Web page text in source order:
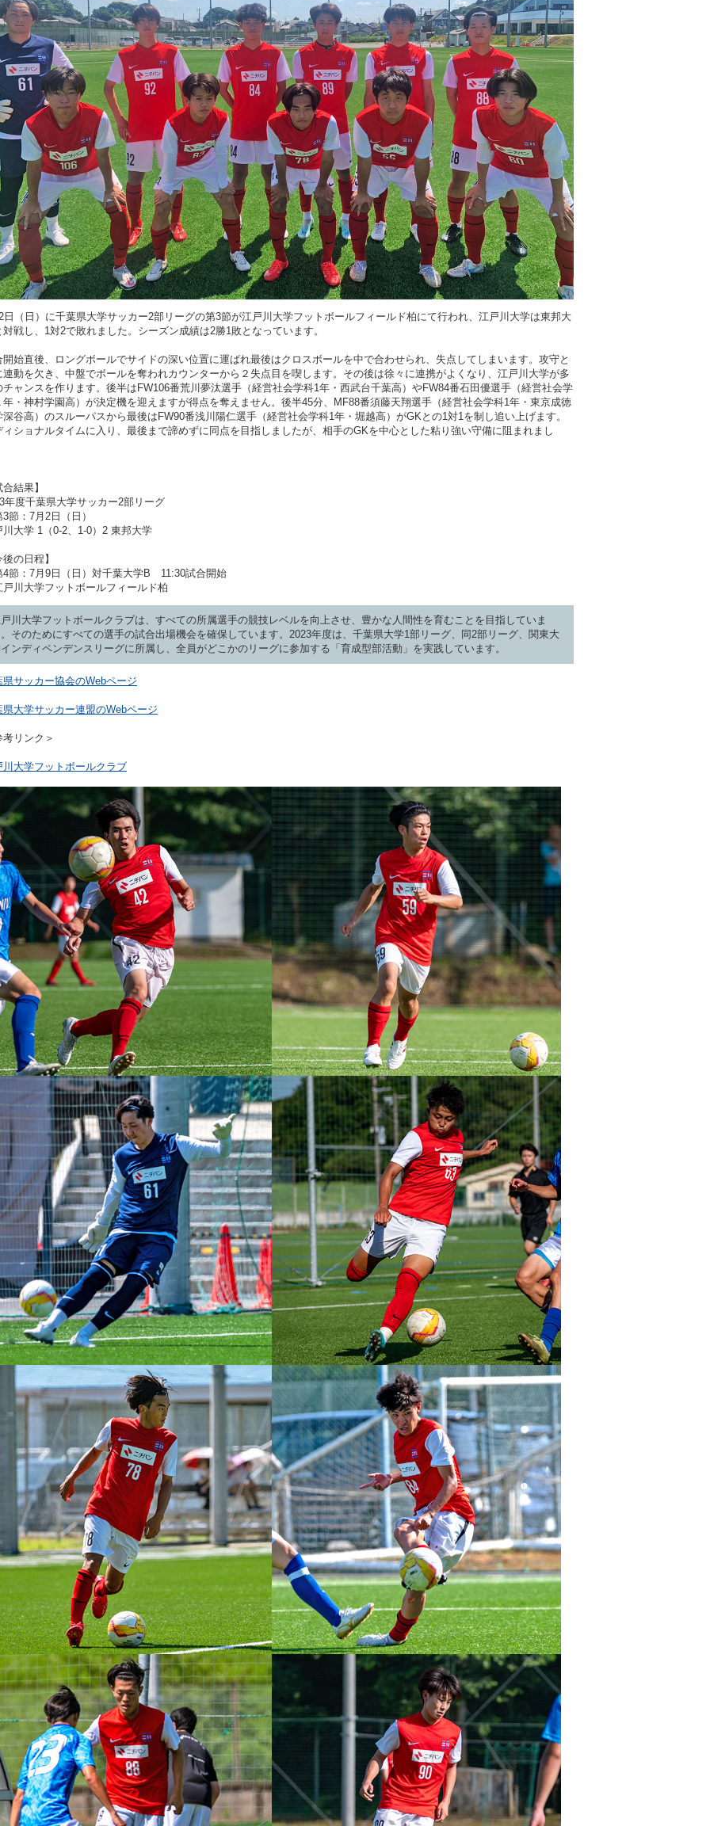
日（日）に千葉県大学サッカー2部リーグの第3節が江戸川大学フットボールフィールド柏にて行われ、江戸川大学は東邦大
対戦し、1対2で敗れました。シーズン成績は2勝1敗となっています。
開始直後、ロングボールでサイドの深い位置に運ばれ最後はクロスボールを中で合わせられ、失点してしまいます。攻守と
連動を欠き、中盤でボールを奪われカウンターから２失点目を喫します。その後は徐々に連携がよくなり、江戸川大学が多
チャンスを作ります。後半はFW106番荒川夢汰選手（経営社会学科1年・西武台千葉高）やFW84番石田優選手（経営社会学
年・神村学園高）が決定機を迎えますが得点を奪えません。後半45分、MF88番須藤天翔選手（経営社会学科1年・東京成徳
深谷高）のスルーパスから最後はFW90番浅川陽仁選手（経営社会学科1年・堀越高）がGKとの1対1を制し追い上げます。
ィショナルタイムに入り、最後まで諦めずに同点を目指しましたが、相手のGKを中心とした粘り強い守備に阻まれまし
結果】
年度千葉県大学サッカー2部リーグ
節：7月2日（日）
川大学 1（0-2、1-0）2 東邦大学
の日程】
節：7月9日（日）対千葉大学B 11:30試合開始
戸川大学フットボールフィールド柏
川大学フットボールクラブは、すべての所属選手の競技レベルを向上させ、豊かな人間性を育むことを目指していま
そのためにすべての選手の試合出場機会を確保しています。2023年度は、千葉県大学1部リーグ、同2部リーグ、関東大
ンディペンデンスリーグに所属し、全員がどこかのリーグに参加する「育成型部活動」を実践しています。
県サッカー協会のWebページ
県大学サッカー連盟のWebページ
考リンク＞
川大学フットボールクラブ